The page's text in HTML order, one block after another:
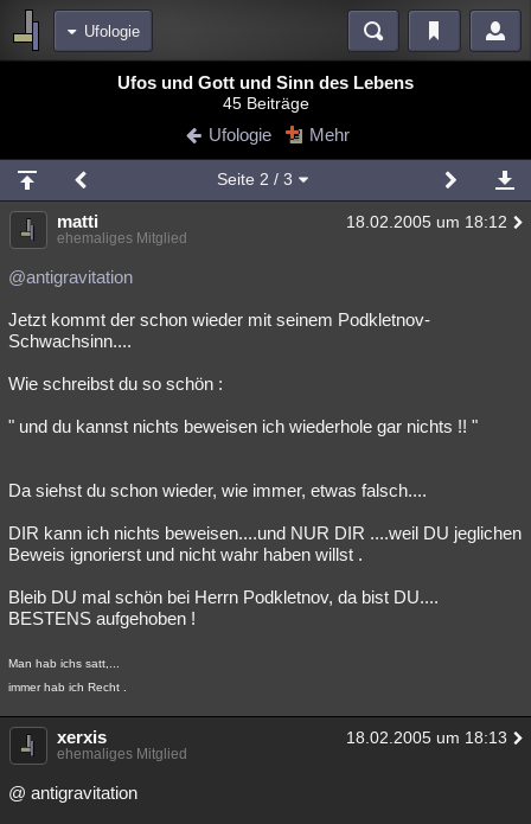
Ufologie
Blogs
Chat Wiki Neuigkeiten
meine Rubriken
Menschen Mystery Kriminalfälle
Spiritualität
Natur Umfragen Unterhaltung
Philosophie Träume
Astronomie Helpdesk Gruppen Gaming Filme
Musik Clash Verbesserungen Allmystery
Besucht Teilgenommen Alle Neue
Lesenswert Schlüsselwörter
Ufos und Gott und Sinn des Lebens
45 Beiträge
Ufologie Mehr
Seite 2 / 3
matti 18.02.2005 um 18:12
ehemaliges Mitglied
@antigravitation
Jetzt kommt der schon wieder mit seinem Podkletnov-
Schwachsinn....
Wie schreibst du so schön :
" und du kannst nichts beweisen ich wiederhole gar nichts !! "
Da siehst du schon wieder, wie immer, etwas falsch....
DIR kann ich nichts beweisen....und NUR DIR ....weil DU jeglichen
Beweis ignorierst und nicht wahr haben willst .
Bleib DU mal schön bei Herrn Podkletnov, da bist DU....
BESTENS aufgehoben !
Man hab ichs satt,...
immer hab ich Recht .
xerxis 18.02.2005 um 18:13
ehemaliges Mitglied
@ antigravitation